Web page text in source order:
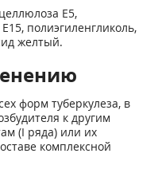
Е5,
полиэгиленгликоль,
желтый.
форм туберкулеза, в
к другим
(I ряда) или их
комплексной